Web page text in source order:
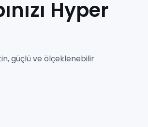
Hyper
güçlü ve ölçeklenebilir